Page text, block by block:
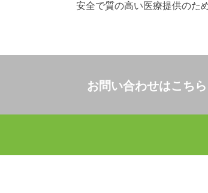
安全で質の高い医療提供のた
お問い合わせはこちら